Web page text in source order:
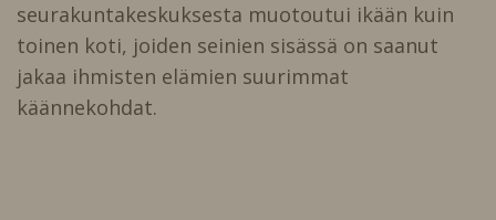
seurakuntakeskuksesta muotoutui ikään kuin
toinen koti, joiden seinien sisässä on saanut
jakaa ihmisten elämien suurimmat
käännekohdat.